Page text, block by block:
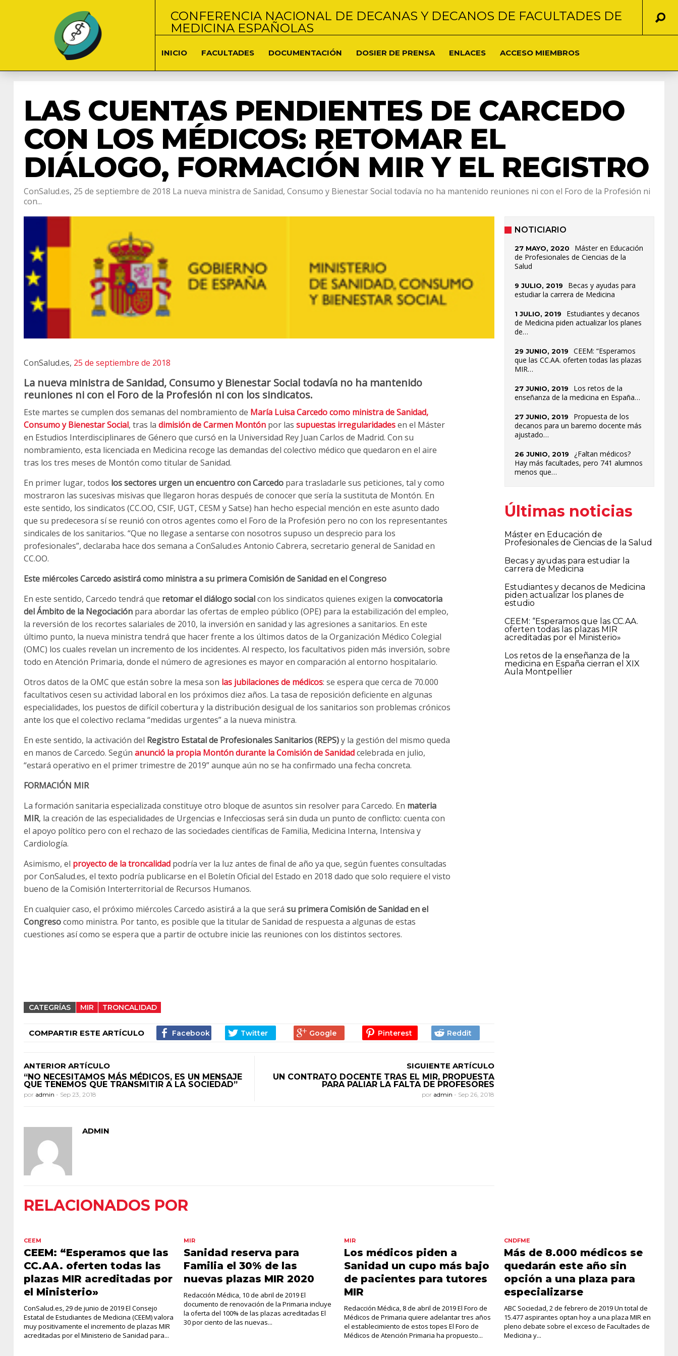
CONFERENCIA NACIONAL DE DECANAS Y DECANOS DE FACULTADES DE
MEDICINA ESPAÑOLAS
INICIO FACULTADES DOCUMENTACIÓN DOSIER DE PRENSA ENLACES ACCESO MIEMBROS
LAS CUENTAS PENDIENTES DE CARCEDO
CON LOS MÉDICOS: RETOMAR EL
DIÁLOGO, FORMACIÓN MIR Y EL REGISTRO
ConSalud.es, 25 de septiembre de 2018 La nueva ministra de Sanidad, Consumo y Bienestar Social todavía no ha mantenido reuniones ni con el Foro de la Profesión ni
con...
ConSalud.es, 25 de septiembre de 2018
La nueva ministra de Sanidad, Consumo y Bienestar Social todavía no ha mantenido
reuniones ni con el Foro de la Profesión ni con los sindicatos.
Este martes se cumplen dos semanas del nombramiento de María Luisa Carcedo como ministra de Sanidad,
Consumo y Bienestar Social, tras la dimisión de Carmen Montón por las supuestas irregularidadesen el Máster
en Estudios Interdisciplinares de Género que cursó en la Universidad Rey Juan Carlos de Madrid. Con su
nombramiento, esta licenciada en Medicina recoge las demandas del colectivo médico que quedaron en el aire
tras los tres meses de Montón como titular de Sanidad.
En primer lugar, todos los sectores urgen un encuentro con Carcedo para trasladarle sus peticiones, tal y como
mostraron las sucesivas misivas que llegaron horas después de conocer que sería la sustituta de Montón. En
este sentido, los sindicatos (CC.OO, CSIF, UGT, CESM y Satse) han hecho especial mención en este asunto dado
que su predecesora sí se reunió con otros agentes como el Foro de la Profesión pero no con los representantes
sindicales de los sanitarios. “Que no llegase a sentarse con nosotros supuso un desprecio para los
profesionales”, declaraba hace dos semana a ConSalud.es Antonio Cabrera, secretario general de Sanidad en
CC.OO.
Este miércoles Carcedo asistirá como ministra a su primera Comisión de Sanidad en el Congreso
En este sentido, Carcedo tendrá que retomar el diálogo socialcon los sindicatos quienes exigen la convocatoria
del Ámbito de la Negociación para abordar las ofertas de empleo público (OPE) para la estabilización del empleo,
la reversión de los recortes salariales de 2010, la inversión en sanidad y las agresiones a sanitarios. En este
último punto, la nueva ministra tendrá que hacer frente a los últimos datos de la Organización Médico Colegial
(OMC) los cuales revelan un incremento de los incidentes. Al respecto, los facultativos piden más inversión, sobre
todo en Atención Primaria, donde el número de agresiones es mayor en comparación al entorno hospitalario.
Otros datos de la OMC que están sobre la mesa son las jubilaciones de médicos: se espera que cerca de 70.000
facultativos cesen su actividad laboral en los próximos diez años. La tasa de reposición deficiente en algunas
especialidades, los puestos de difícil cobertura y la distribución desigual de los sanitarios son problemas crónicos
ante los que el colectivo reclama “medidas urgentes” a la nueva ministra.
En este sentido, la activación del Registro Estatal de Profesionales Sanitarios (REPS)y la gestión del mismo queda
en manos de Carcedo. Según anunció la propia Montón durante la Comisión de Sanidadcelebrada en julio,
“estará operativo en el primer trimestre de 2019” aunque aún no se ha confirmado una fecha concreta.
FORMACIÓN MIR
La formación sanitaria especializada constituye otro bloque de asuntos sin resolver para Carcedo. En materia
MIR, la creación de las especialidades de Urgencias e Infecciosas será sin duda un punto de conflicto: cuenta con
el apoyo político pero con el rechazo de las sociedades científicas de Familia, Medicina Interna, Intensiva y
Cardiología.
Asimismo, el proyecto de la troncalidad podría ver la luz antes de final de año ya que, según fuentes consultadas
por ConSalud.es, el texto podría publicarse en el Boletín Oficial del Estado en 2018 dado que solo requiere el visto
bueno de la Comisión Interterritorial de Recursos Humanos.
En cualquier caso, el próximo miércoles Carcedo asistirá a la que será su primera Comisión de Sanidad en el
Congresocomo ministra. Por tanto, es posible que la titular de Sanidad de respuesta a algunas de estas
cuestiones así como se espera que a partir de octubre inicie las reuniones con los distintos sectores.
CATEGRÍAS MIR TRONCALIDAD
COMPARTIR ESTE ARTÍCULO
ANTERIOR ARTÍCULO
“NO NECESITAMOS MÁS MÉDICOS, ES UN MENSAJE
QUE TENEMOS QUE TRANSMITIR A LA SOCIEDAD”
por admin - Sep 23, 2018
SIGUIENTE ARTÍCULO
UN CONTRATO DOCENTE TRAS EL MIR, PROPUESTA
PARA PALIAR LA FALTA DE PROFESORES
por admin - Sep 26, 2018
ADMIN
NOTICIARIO
27 MAYO, 2020
Máster en Educación
de Profesionales de Ciencias de la
Salud
9 JULIO, 2019
Becas y ayudas para
estudiar la carrera de Medicina
1 JULIO, 2019
Estudiantes y decanos
de Medicina piden actualizar los planes
de…
29 JUNIO, 2019
CEEM: “Esperamos
que las CC.AA. oferten todas las plazas
MIR…
27 JUNIO, 2019
Los retos de la
enseñanza de la medicina en España…
27 JUNIO, 2019
Propuesta de los
decanos para un baremo docente más
ajustado…
26 JUNIO, 2019
¿Faltan médicos?
Hay más facultades, pero 741 alumnos
menos que…
Últimas noticias
Máster en Educación de
Profesionales de Ciencias de la Salud
Becas y ayudas para estudiar la
carrera de Medicina
Estudiantes y decanos de Medicina
piden actualizar los planes de
estudio
CEEM: “Esperamos que las CC.AA.
oferten todas las plazas MIR
acreditadas por el Ministerio»
Los retos de la enseñanza de la
medicina en España cierran el XIX
Aula Montpellier
RELACIONADOS POR
CEEM
CEEM: “Esperamos que las
CC.AA. oferten todas las
plazas MIR acreditadas por
el Ministerio»
ConSalud.es, 29 de junio de 2019 El Consejo
Estatal de Estudiantes de Medicina (CEEM) valora
muy positivamente el incremento de plazas MIR
acreditadas por el Ministerio de Sanidad para...
MIR
Sanidad reserva para
Familia el 30% de las
nuevas plazas MIR 2020
Redacción Médica, 10 de abril de 2019 El
documento de renovación de la Primaria incluye
la oferta del 100% de las plazas acreditadas El
30 por ciento de las nuevas...
MIR
Los médicos piden a
Sanidad un cupo más bajo
de pacientes para tutores
MIR
Redacción Médica, 8 de abril de 2019 El Foro de
Médicos de Primaria quiere adelantar tres años
el establecimiento de estos topes El Foro de
Médicos de Atención Primaria ha propuesto...
CNDFME
Más de 8.000 médicos se
quedarán este año sin
opción a una plaza para
especializarse
ABC Sociedad, 2 de febrero de 2019 Un total de
15.477 aspirantes optan hoy a una plaza MIR en
pleno debate sobre el exceso de Facultades de
Medicina y...